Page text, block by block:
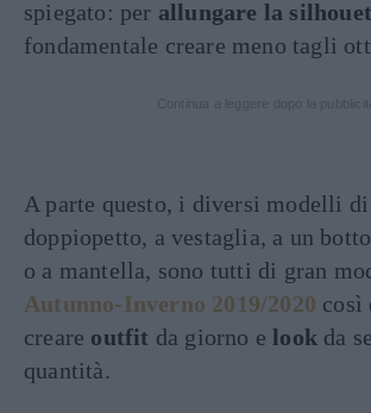
spiegato: per allungare la
fondamentale creare meno tagli
A parte questo, i diversi modelli
doppiopetto, a vestaglia, a un
o a mantella, sono tutti di gran
Autunno-Inverno 2019/2020 così
creare outfit da giorno e look da
quantità.